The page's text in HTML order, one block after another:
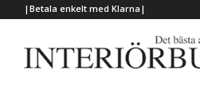
|Betala enkelt med Klarna|